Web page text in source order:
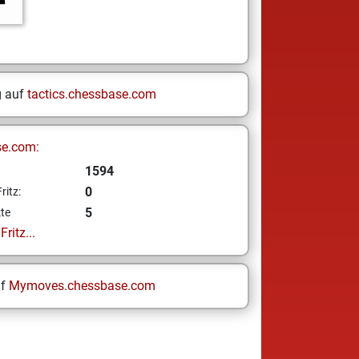
auf tactics.chessbase.com
1594
0
5
Mymoves.chessbase.com